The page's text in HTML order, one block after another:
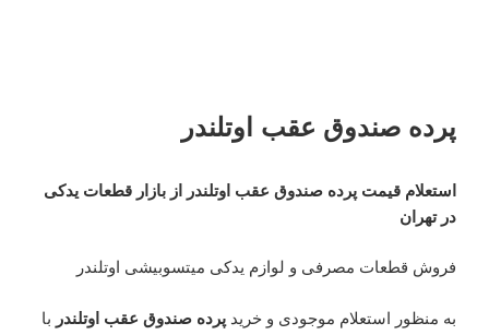
پرده صندوق عقب اوتلندر
استعلام قیمت پرده صندوق عقب اوتلندر از بازار قطعات یدکی
در تهران
فروش قطعات مصرفی و لوازم یدکی میتسوبیشی اوتلندر
به منظور استعلام موجودی و خرید پرده صندوق عقب اوتلندر با